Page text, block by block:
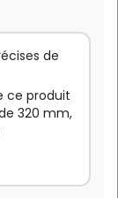
de
ce produit
320 mm,